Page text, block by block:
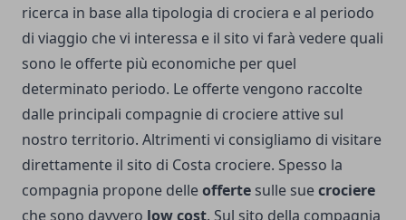
ricerca in base alla tipologia di crociera e al periodo
di viaggio che vi interessa e il sito vi farà vedere quali
sono le offerte più economiche per quel
determinato periodo. Le offerte vengono raccolte
dalle principali compagnie di crociere attive sul
nostro territorio. Altrimenti vi consigliamo di visitare
direttamente il sito di Costa crociere. Spesso la
compagnia propone delleofferte sulle suecrociere
che sono davvero low cost. Sul sito della compagnia